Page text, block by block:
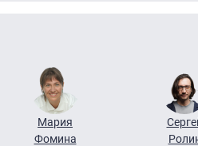
Мария
Фомина